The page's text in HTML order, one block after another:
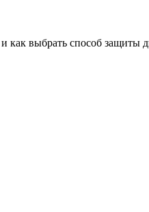
выбрать способ защиты